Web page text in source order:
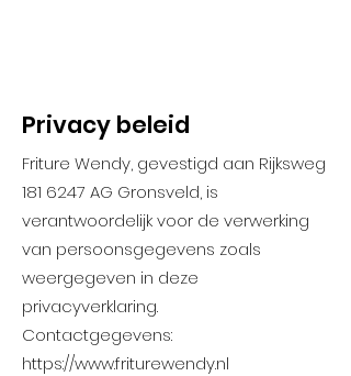
Privacy beleid
Friture Wendy, gevestigd aan Rijksweg
181 6247 AG Gronsveld, is
verantwoordelijk voor de verwerking
van persoonsgegevens zoals
weergegeven in deze
privacyverklaring.
Contactgegevens:
https://www.friturewendy.nl